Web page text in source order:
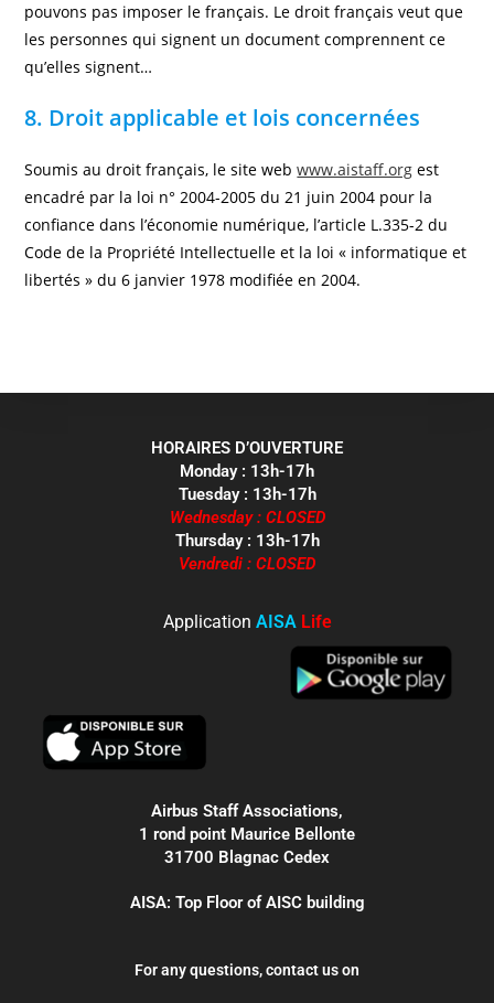
pouvons pas imposer le français. Le droit français veut que
les personnes qui signent un document comprennent ce
qu’elles signent…
8. Droit applicable et lois concernées
Soumis au droit français, le site webwww.aistaff.org est
encadré par la loi n° 2004-2005 du 21 juin 2004 pour la
confiance dans l’économie numérique, l’article L.335-2 du
Code de la Propriété Intellectuelle et la loi « informatique et
libertés » du 6 janvier 1978 modifiée en 2004.
HORAIRES D’OUVERTURE
Monday : 13h-17h
Tuesday : 13h-17h
Wednesday : CLOSED
Thursday : 13h-17h
Vendredi : CLOSED
Application AISA Life
Airbus Staff Associations,
1 rond point Maurice Bellonte
31700 Blagnac Cedex
AISA: Top Floor of AISC building
For any questions, contact us on